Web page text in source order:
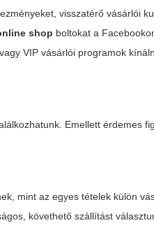
visszatérő vásárlói
shop boltokat a
VIP vásárlói programok
Emellett érdemes
mint az egyes tételek külön
követhető szállítást